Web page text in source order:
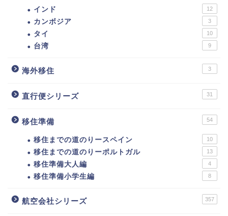
インド 12
カンボジア 3
タイ 10
台湾 9
海外移住 3
直行便シリーズ 31
移住準備 54
移住までの道のりースペイン 10
移住までの道のりーポルトガル 13
移住準備大人編 4
移住準備小学生編 8
航空会社シリーズ 357